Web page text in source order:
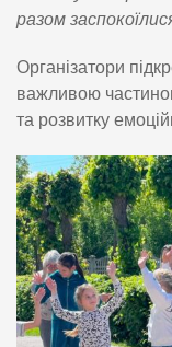
разом
Організатори
важливою
та розвитку